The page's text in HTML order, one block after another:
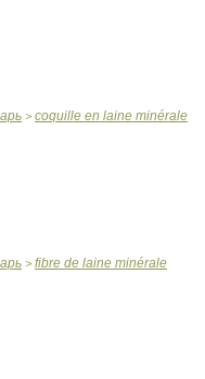
> coquille en laine minérale
> fibre de laine minérale